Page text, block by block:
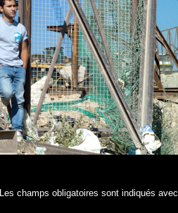
Les champs obligatoires sont indiqués avec